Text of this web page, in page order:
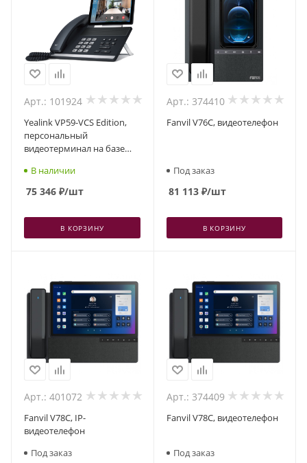
Арт.: 101924
Yealink VP59-VCS Edition,
персональный
видеотерминал на базе
В наличии
75 346 ₽/шт
В КОРЗИНУ
Арт.: 374410
Fanvil V76C, видеотелефон
Под заказ
81 113₽/шт
В КОРЗИНУ
Арт.: 401072
Fanvil V78C, IP-
видеотелефон
Под заказ
Арт.: 374409
Fanvil V78C, видеотелефон
Под заказ